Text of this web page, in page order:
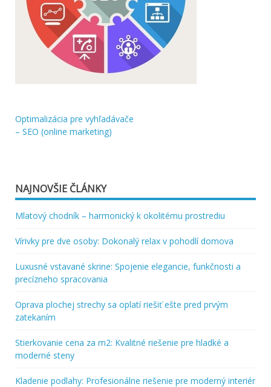
Navigácia
Optimalizácia pre vyhľadávače
– SEO (online marketing)
NAJNOVŠIE ČLÁNKY
Mlatový chodník – harmonický k okolitému prostrediu
Vírivky pre dve osoby: Dokonalý relax v pohodlí domova
Luxusné vstavané skrine: Spojenie elegancie, funkčnosti a
precízneho spracovania
Oprava plochej strechy sa oplatí riešiť ešte pred prvým
zatekaním
Stierkovanie cena za m2: Kvalitné riešenie pre hladké a
moderné steny
Kladenie podlahy: Profesionálne riešenie pre moderný interiér